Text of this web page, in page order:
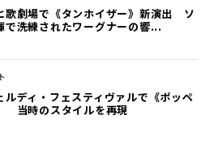
歌劇場で《タンホイザー》新演出 ソ
で洗練されたワーグナーの響...
ルディ・フェスティヴァルで《ポッペ
当時のスタイルを再現